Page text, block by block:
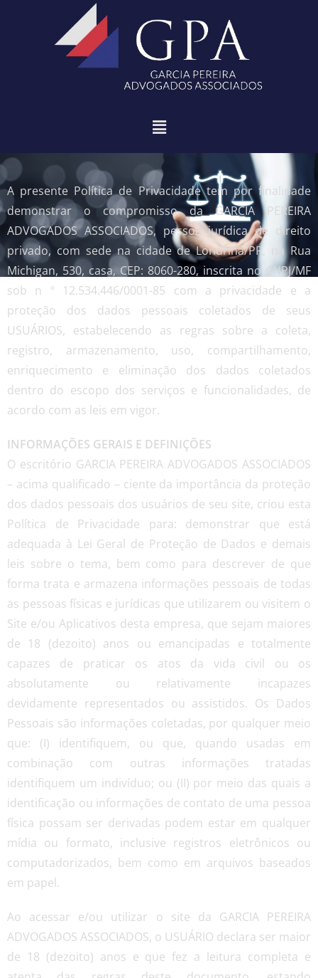
A presente Política de Privacidade tem por finalidade
demonstrar o compromisso da GARCIA PEREIRA
ADVOGADOS ASSOCIADOS, pessoa jurídica de direito
privado, com sede na cidade de Londrina/PR, na Rua
Michigan, 530, casa, CEP: 8060-280, inscrita no CNPJ/MF
sob n º 12.534.446/0001-85 com a privacidade e a
proteção dos dados pessoais coletados de seus
USUÁRIOS, estabelecendo as regras sobre a coleta,
registro, armazenamento, uso, compartilhamento,
enriquecimento e eliminação dos dados coletados
dentro do escopo dos serviços e funcionalidades, de
acordo com as leis em vigor.
INFORMAÇÕES GERAIS E DEFINIÇÕES
O escritório GARCIA PEREIRA ADVOGADOS ASSOCIADOS
– acima qualificado – ciente da importância da proteção
dos dados pessoais dos usuários de seu site, criou esta
Política de Privacidade para: demonstrar que está
adequada à Lei Geral de Proteção de Dados e demais
leis sobre o tema, bem como para descrever de que
forma trata e armazena informações pessoais de todas
as pessoas físicas e jurídicas que utilizarem ou visitem o
Site e/ou Aplicativos desta empresa, que sejam maiores
de 18 (dezoito) anos ou emancipadas e totalmente
capazes de praticar os atos da vida civil ou os
absolutamente ou relativamente incapazes
devidamente representados ou assistidos. Os Dados
Pessoais são informações coletadas, por qualquer meio
que: (I) identifiquem, ou que, quando usadas em
combinação com outras informações tratadas
identifiquem um indivíduo; ou (II) por meio das quais a
identificação ou informações de contato de uma pessoa
física possam ser derivadas podem estar em qualquer
mídia ou formato, inclusive registros eletrônicos ou
computadorizados, bem como em arquivos baseados
em papel.
Ao acessar e/ou utilizar o site da GARCIA PEREIRA
ADVOGADOS ASSOCIADOS, o USUÁRIO declara ser maior
de 18 (dezoito) anos e que fez a leitura completa e